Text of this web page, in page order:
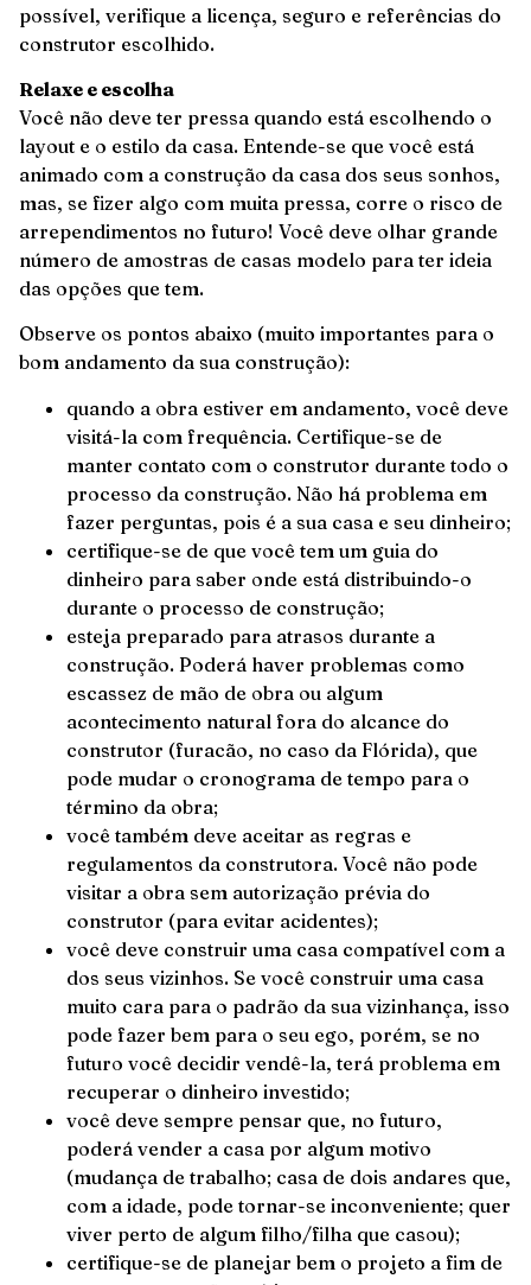
possível, verifique a licença, seguro e referências do
construtor escolhido.
Relaxe e escolha
Você não deve ter pressa quando está escolhendo o
layout e o estilo da casa. Entende-se que você está
animado com a construção da casa dos seus sonhos,
mas, se fizer algo com muita pressa, corre o risco de
arrependimentos no futuro! Você deve olhar grande
número de amostras de casas modelo para ter ideia
das opções que tem.
Observe os pontos abaixo (muito importantes para o
bom andamento da sua construção):
quando a obra estiver em andamento, você deve
visitá-la com frequência. Certifique-se de
manter contato com o construtor durante todo o
processo da construção. Não há problema em
fazer perguntas, pois é a sua casa e seu dinheiro;
certifique-se de que você tem um guia do
dinheiro para saber onde está distribuindo-o
durante o processo de construção;
esteja preparado para atrasos durante a
construção. Poderá haver problemas como
escassez de mão de obra ou algum
acontecimento natural fora do alcance do
construtor (furacão, no caso da Flórida), que
pode mudar o cronograma de tempo para o
término da obra;
você também deve aceitar as regras e
regulamentos da construtora. Você não pode
visitar a obra sem autorização prévia do
construtor (para evitar acidentes);
você deve construir uma casa compatível com a
dos seus vizinhos. Se você construir uma casa
muito cara para o padrão da sua vizinhança, isso
pode fazer bem para o seu ego, porém, se no
futuro você decidir vendê-la, terá problema em
recuperar o dinheiro investido;
você deve sempre pensar que, no futuro,
poderá vender a casa por algum motivo
(mudança de trabalho; casa de dois andares que,
com a idade, pode tornar-se inconveniente; quer
viver perto de algum filho/filha que casou);
certifique-se de planejar bem o projeto a fim de